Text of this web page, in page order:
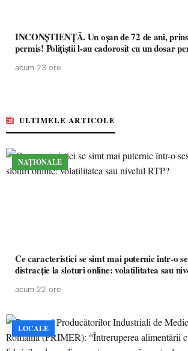
INCONȘTIENȚĂ. Un oșan de 72 de ani,
permis! Polițiștii l-au cadorosit cu un dosar
acum 23 ore
ULTIMELE ARTICOLE
NAȚIONALE
Ce caracteristici se simt mai puternic într-o
distracție la sloturi online: volatilitatea sau
acum 22 ore
LOCALE